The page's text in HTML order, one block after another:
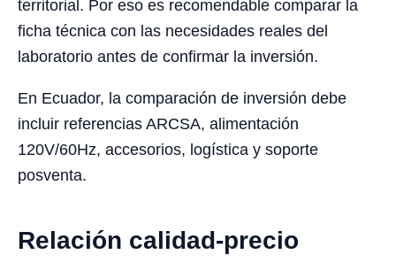
territorial. Por eso es recomendable comparar la
ficha técnica con las necesidades reales del
laboratorio antes de confirmar la inversión.
En Ecuador, la comparación de inversión debe
incluir referencias ARCSA, alimentación
120V/60Hz, accesorios, logística y soporte
posventa.
Relación calidad-precio